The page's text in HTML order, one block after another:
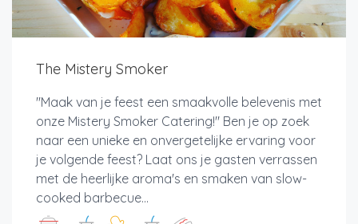
The Mistery Smoker
"Maak van je feest een smaakvolle belevenis met
onze Mistery Smoker Catering!" Ben je op zoek
naar een unieke en onvergetelijke ervaring voor
je volgende feest? Laat ons je gasten verrassen
met de heerlijke aroma's en smaken van slow-
cooked barbecue...